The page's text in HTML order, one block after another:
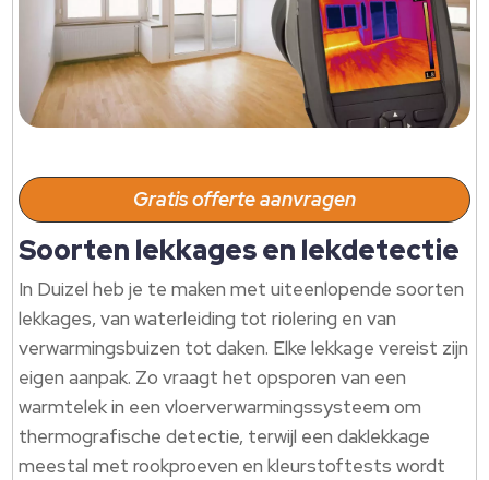
Gratis offerte aanvragen
Soorten lekkages en lekdetectie
In Duizel heb je te maken met uiteenlopende soorten
lekkages, van waterleiding tot riolering en van
verwarmingsbuizen tot daken. Elke lekkage vereist zijn
eigen aanpak. Zo vraagt het opsporen van een
warmtelek in een vloerverwarmingssysteem om
thermografische detectie, terwijl een daklekkage
meestal met rookproeven en kleurstoftests wordt